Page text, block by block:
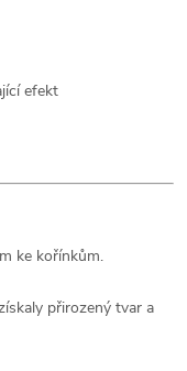
efekt
ke kořínkům.
přirozený tvar a